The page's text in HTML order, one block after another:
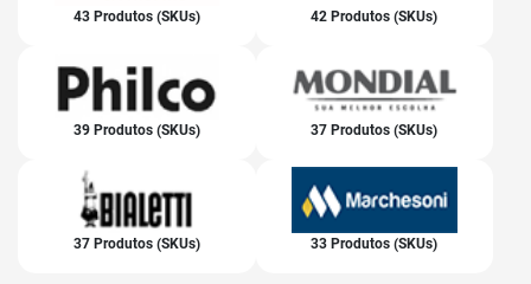
43 Produtos (SKUs) 42 Produtos (SKUs)
39 Produtos (SKUs) 37 Produtos (SKUs)
37 Produtos (SKUs) 33 Produtos (SKUs)